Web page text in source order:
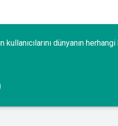
dünyanın